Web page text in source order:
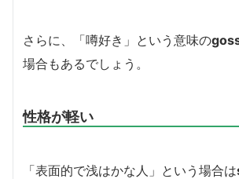
さらに、「噂好き」という意味の
場合もあるでしょう。
性格が軽い
「表面的で浅はかな人」という場合は